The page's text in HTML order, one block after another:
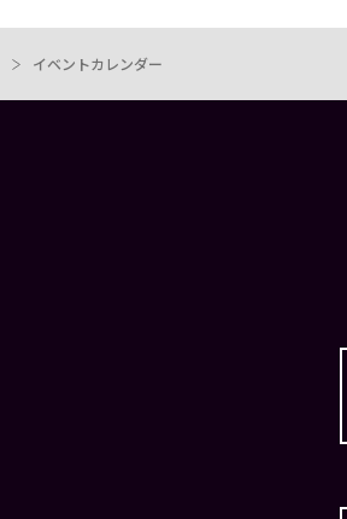
イベントカレンダー